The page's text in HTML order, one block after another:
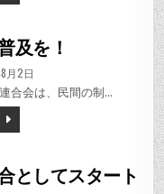
及を！
月2日
合会は、民間の制…
としてスタート